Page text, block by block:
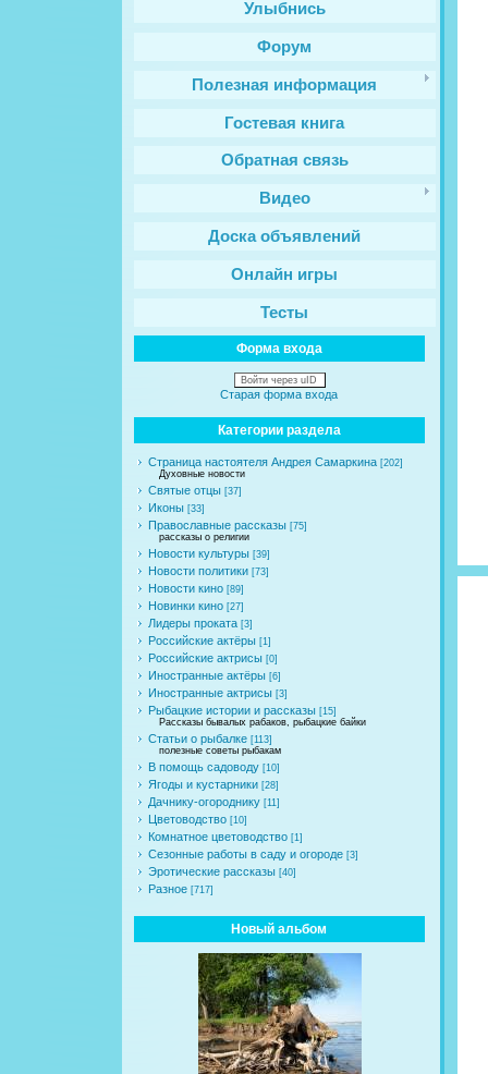
Улыбнись
Форум
Полезная информация
Гостевая книга
Обратная связь
Видео
Доска объявлений
Онлайн игры
Тесты
Форма входа
Войти через uID
Старая форма входа
Категории раздела
Страница настоятеля Андрея Самаркина [202]
Духовные новости
Святые отцы [37]
Иконы [33]
Православные рассказы [75]
рассказы о религии
Новости культуры [39]
Новости политики [73]
Новости кино [89]
Новинки кино [27]
Лидеры проката [3]
Российские актёры [1]
Российские актрисы [0]
Иностранные актёры [6]
Иностранные актрисы [3]
Рыбацкие истории и рассказы [15]
Рассказы бывалых рабаков, рыбацкие байки
Статьи о рыбалке [113]
полезные советы рыбакам
В помощь садоводу [10]
Ягоды и кустарники [28]
Дачнику-огороднику [11]
Цветоводство [10]
Комнатное цветоводство [1]
Сезонные работы в саду и огороде [3]
Эротические рассказы [40]
Разное [717]
Новый альбом